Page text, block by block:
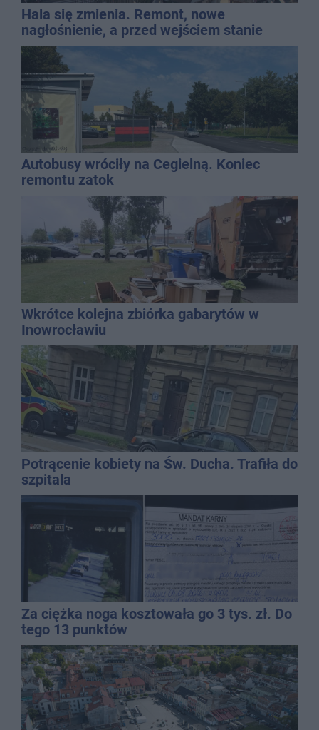
Hala się zmienia. Remont, nowe
nagłośnienie, a przed wejściem stanie
QEMETICA ARENA
Autobusy wróciły na Cegielną. Koniec
remontu zatok
Wkrótce kolejna zbiórka gabarytów w
Inowrocławiu
Potrącenie kobiety na Św. Ducha. Trafiła do
szpitala
Za ciężka noga kosztowała go 3 tys. zł. Do
tego 13 punktów